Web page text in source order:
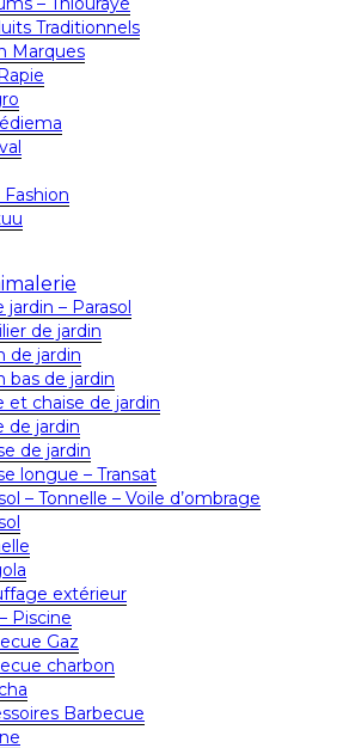
Traditionnels
Marques
jardin – Parasol
de jardin
de jardin
bas de jardin
et chaise de jardin
de jardin
de jardin
longue – Transat
– Tonnelle – Voile d’ombrage
extérieur
Piscine
Gaz
charbon
Barbecue